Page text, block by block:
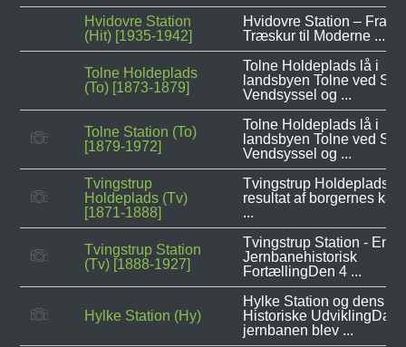
Hvidovre Station
(Hit) [1935-1942]
Hvidovre Station – Fra
Træskur til Moderne ...
Tolne Holdeplads
(To) [1873-1879]
Tolne Holdeplads lå i
landsbyen Tolne ved
Vendsyssel og ...
Tolne Station (To)
[1879-1972]
Tolne Holdeplads lå i
landsbyen Tolne ved
Vendsyssel og ...
Tvingstrup
Holdeplads (Tv)
[1871-1888]
Tvingstrup Holdeplads -
resultat af borgernes
...
Tvingstrup Station
(Tv) [1888-1927]
Tvingstrup Station - En
Jernbanehistorisk
FortællingDen 4 ...
Hylke Station (Hy)
Hylke Station og dens
Historiske UdviklingDa
jernbanen blev ...